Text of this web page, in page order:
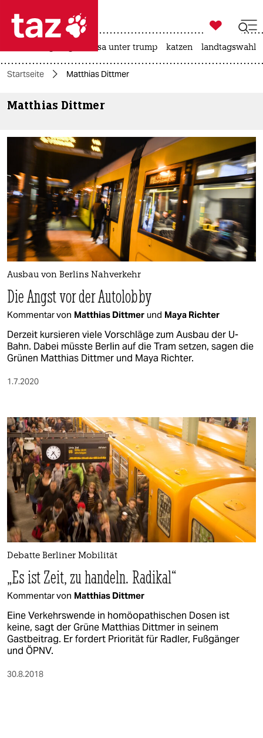
 taz zahl ich
taz zahl ich
themen
politik
gesellschaft
kultur
sport
berlin
nord
wahrheit
verlag
fragen & hilfe
unterstützen
abo
genossenschaft
epaper login

taz zahl ich
usa unter trump katzen landtagswahl
Startseite Matthias Dittmer
Matthias Dittmer
Ausbau von Berlins Nahverkehr
Die Angst vor der Autolobby
Kommentar von Matthias Dittmer und Maya Richter
Derzeit kursieren viele Vorschläge zum Ausbau der U-
Bahn. Dabei müsste Berlin auf die Tram setzen, sagen die
Grünen Matthias Dittmer und Maya Richter.
1.7.2020
Debatte Berliner Mobilität
„Es ist Zeit, zu handeln. Radikal“
Kommentar von Matthias Dittmer
Eine Verkehrswende in homöopathischen Dosen ist
keine, sagt der Grüne Matthias Dittmer in seinem
Gastbeitrag. Er fordert Priorität für Radler, Fußgänger
und ÖPNV.
30.8.2018